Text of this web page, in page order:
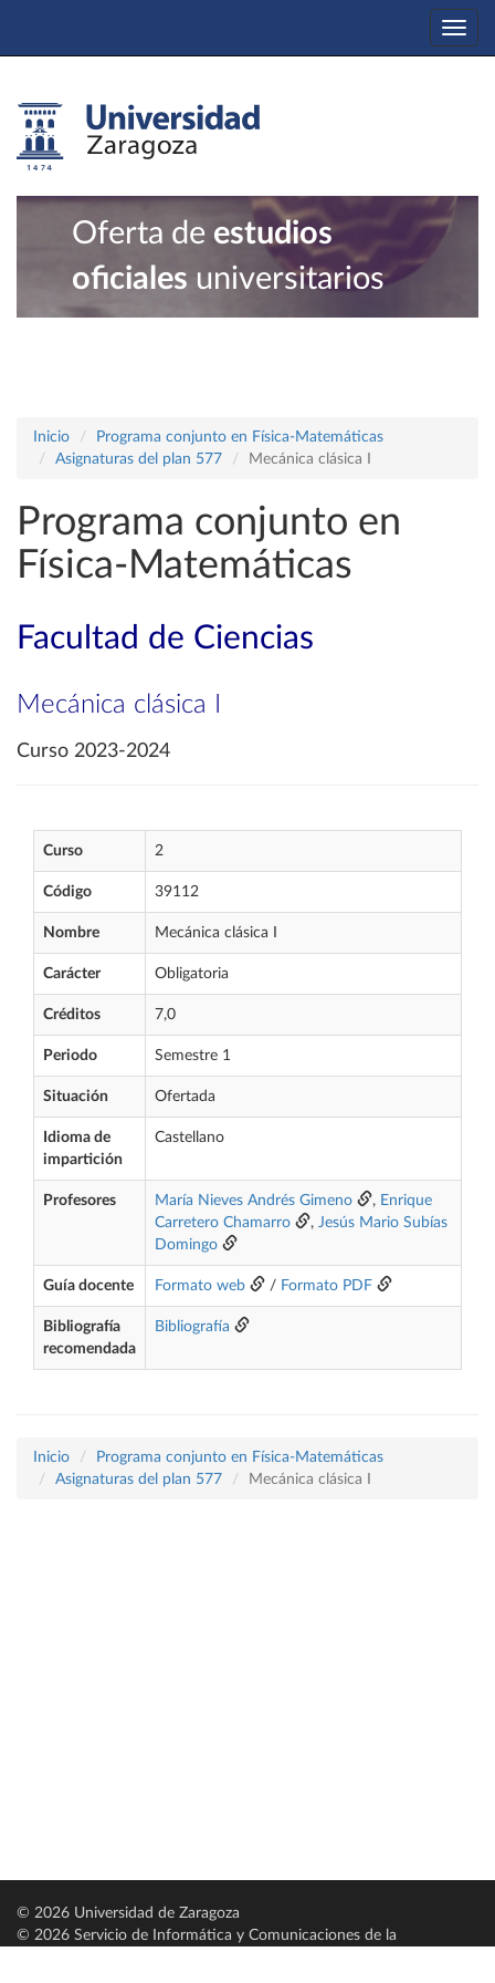
Oferta de estudios
oficiales universitarios
Inicio
Programa conjunto en Física-Matemáticas
Asignaturas del plan 577
Mecánica clásica I
Programa conjunto en
Física-Matemáticas
Facultad de Ciencias
Mecánica clásica I
Curso 2023-2024
Curso 2
Código 39112
Nombre Mecánica clásica I
Carácter Obligatoria
Créditos 7,0
Periodo Semestre 1
Situación Ofertada
Idioma de
impartición
Castellano
Profesores María Nieves Andrés Gimeno , Enrique
Carretero Chamarro
, Jesús Mario Subías
Domingo
Guía docente Formato web / Formato PDF
Bibliografía
recomendada
Bibliografía
Inicio
Programa conjunto en Física-Matemáticas
Asignaturas del plan 577
Mecánica clásica I
© 2026 Universidad de Zaragoza
© 2026 Servicio de Informática y Comunicaciones de la